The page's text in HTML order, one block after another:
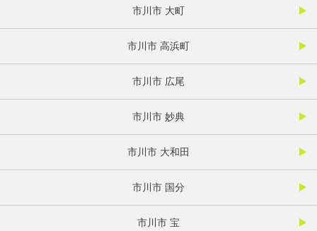
市川市 大町
市川市 高浜町
市川市 広尾
市川市 妙典
市川市 大和田
市川市 国分
市川市 宝